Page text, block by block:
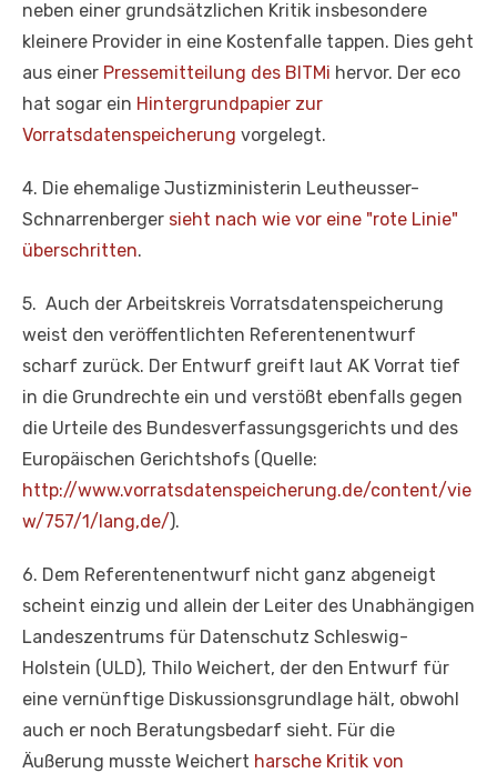
neben einer grundsätzlichen Kritik insbesondere
kleinere Provider in eine Kostenfalle tappen. Dies geht
aus einer Pressemitteilung des BITMi hervor. Der eco
hat sogar ein Hintergrundpapier zur
Vorratsdatenspeicherung vorgelegt.
4. Die ehemalige Justizministerin Leutheusser-
Schnarrenberger sieht nach wie vor eine "rote Linie"
überschritten.
5. Auch der Arbeitskreis Vorratsdatenspeicherung
weist den veröffentlichten Referentenentwurf
scharf zurück. Der Entwurf greift laut AK Vorrat tief
in die Grundrechte ein und verstößt ebenfalls gegen
die Urteile des Bundesverfassungsgerichts und des
Europäischen Gerichtshofs (Quelle:
http://www.vorratsdatenspeicherung.de/content/vie
w/757/1/lang,de/).
6. Dem Referentenentwurf nicht ganz abgeneigt
scheint einzig und allein der Leiter des Unabhängigen
Landeszentrums für Datenschutz Schleswig-
Holstein (ULD), Thilo Weichert, der den Entwurf für
eine vernünftige Diskussionsgrundlage hält, obwohl
auch er noch Beratungsbedarf sieht. Für die
Äußerung musste Weichert harsche Kritik von